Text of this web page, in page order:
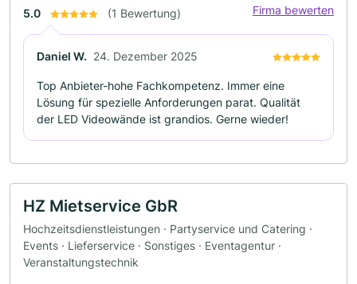
5.0 (1 Bewertung) Firma bewerten
Daniel W. 24. Dezember 2025
Top Anbieter-hohe Fachkompetenz. Immer eine
Lösung für spezielle Anforderungen parat. Qualität
der LED Videowände ist grandios. Gerne wieder!
HZ Mietservice GbR
Hochzeitsdienstleistungen · Partyservice und Catering ·
Events · Lieferservice · Sonstiges · Eventagentur ·
Veranstaltungstechnik